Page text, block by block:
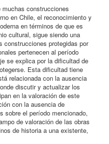
construcciones
en Chile, el reconocimiento y
en términos de que es
cultural, sigue siendo una
construcciones protegidas por
pertenecen al período
se explica por la dificultad de
Esta dificultad tiene
relacionada con la ausencia
discutir y actualizar los
en la valoración de este
con la ausencia de
sobre el período mencionado,
de valoración de las obras
de historia a una existente,